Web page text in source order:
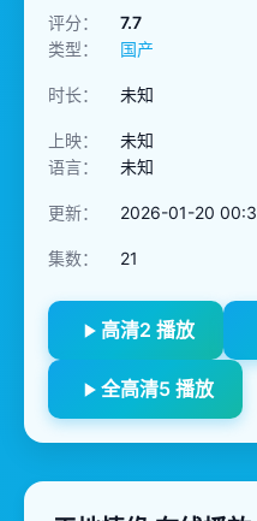
评分：
7.7
类型：
国产
时长： 未知
上映：
未知
语言：
未知
更新： 2026-01-20
集数： 21
高清2 播放
全高清5 播放